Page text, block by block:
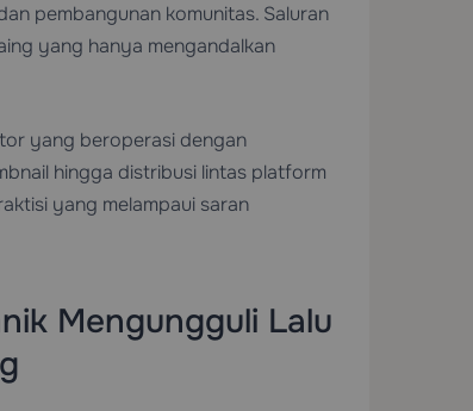
pembangunan komunitas. Saluran
yang hanya mengandalkan
yang beroperasi dengan
hingga distribusi lintas platform
yang melampaui saran
Mengungguli Lalu